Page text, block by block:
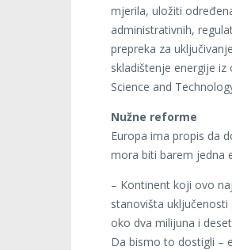
mjerila, uložiti
administrativnih,
prepreka za
skladištenje energije
Science and
Nužne reforme
Europa ima propis da
mora biti barem jedna
– Kontinent koji ovo
stanovišta
oko dva milijuna i
Da bismo to dostigli –